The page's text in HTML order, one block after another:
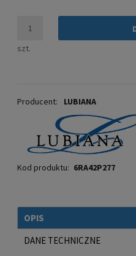
szt.
Producent: LUBIANA
Kod produktu: 6RA42P277
OPIS
DANE TECHNICZNE